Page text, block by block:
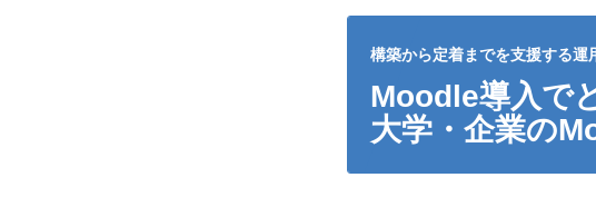
構築から定着までを支援する運
Moodle導入で
大学・企業の